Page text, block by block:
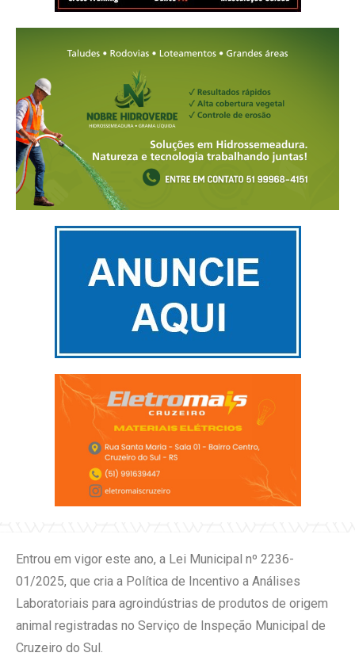
Entrou em vigor este ano, a Lei Municipal nº 2236-
01/2025, que cria a Política de Incentivo a Análises
Laboratoriais para agroindústrias de produtos de origem
animal registradas no Serviço de Inspeção Municipal de
Cruzeiro do Sul.